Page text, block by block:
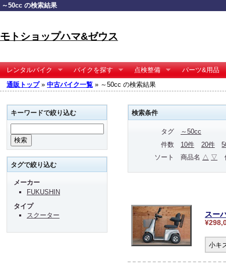
～50cc の検索結果
モトショップハマ&ゼウス
レンタルバイク バイクを探す 点検整備
パーツ&用品
通販トップ» 中古バイク一覧 » ～50cc の検索結果
検索条件
タグ
～50cc
件数
10件 20件
ソート
商品名 △ ▽
スー
小キ
キーワードで絞り込む
タグで絞り込む
メーカー
FUKUSHIN
タイプ
スクーター